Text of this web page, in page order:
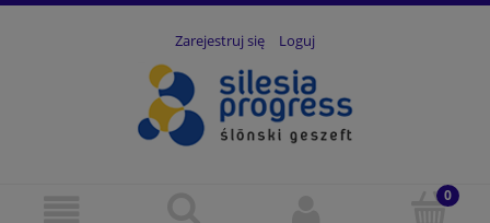
Zarejestruj się Loguj